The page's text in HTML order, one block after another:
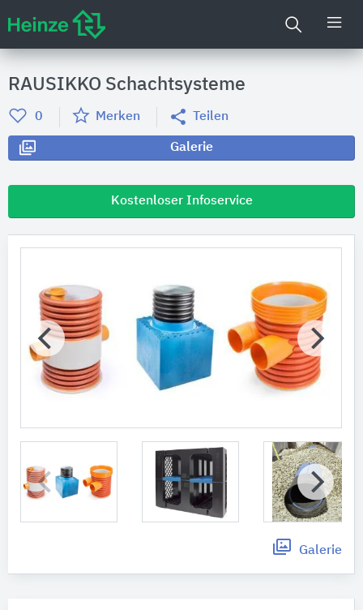
RAUSIKKO Schachtsysteme
0 Merken Teilen
Galerie
Kostenloser Infoservice
Galerie